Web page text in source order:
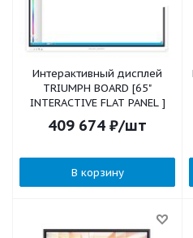
Интерактивный дисплей
TRIUMPH BOARD [65"
INTERACTIVE FLAT PANEL ]
409 674 ₽/шт
В корзину